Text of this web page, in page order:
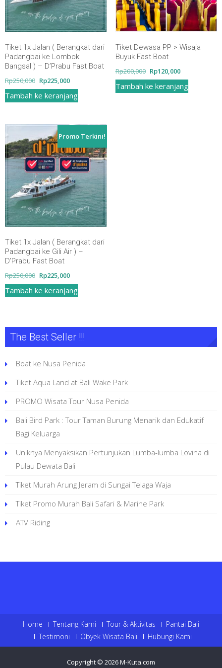
Tiket 1x Jalan ( Berangkat dari
Padangbai ke Lombok
Bangsal ) – D’Prabu Fast Boat
Rp250,000 Harga
aslinya
adalah:
Rp225,000Harga
saat
ini
Rp225,000.
Tambah ke keranjang
Tiket Dewasa PP > Wisaja
Buyuk Fast Boat
Rp200,000 Harga
aslinya
adalah:
Rp120,000Harga
saat
ini
Tambah ke keranjang
Promo Terkini!
Tiket 1x Jalan ( Berangkat dari
Padangbai ke Gili Air ) –
D’Prabu Fast Boat
Rp250,000 Harga
aslinya
adalah:
Rp225,000Harga
saat
ini
Tambah ke keranjang
The Best Seller !!!
Boat ke Nusa Penida
Tiket Aqua Land at Bali Wake Park
PROMO Wisata Tour Nusa Penida
Bali Bird Park : Tour Taman Burung Menarik dan Edukatif
Bagi Keluarga
Uniknya Menyaksikan Pertunjukan Lumba-lumba Lovina di
Pulau Dewata Bali
Tiket Murah Arung Jeram di Sungai Telaga Waja
Tiket Promo Murah Bali Safari & Marine Park
ATV Riding
Home Tentang Kami Tour & Aktivitas
Pantai Bali
Testimoni
Obyek Wisata Bali Hubungi Kami
Copyright © 2026M-Kuta.com